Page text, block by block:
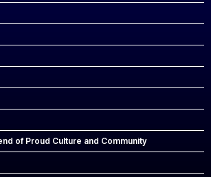
of Proud Culture and Community